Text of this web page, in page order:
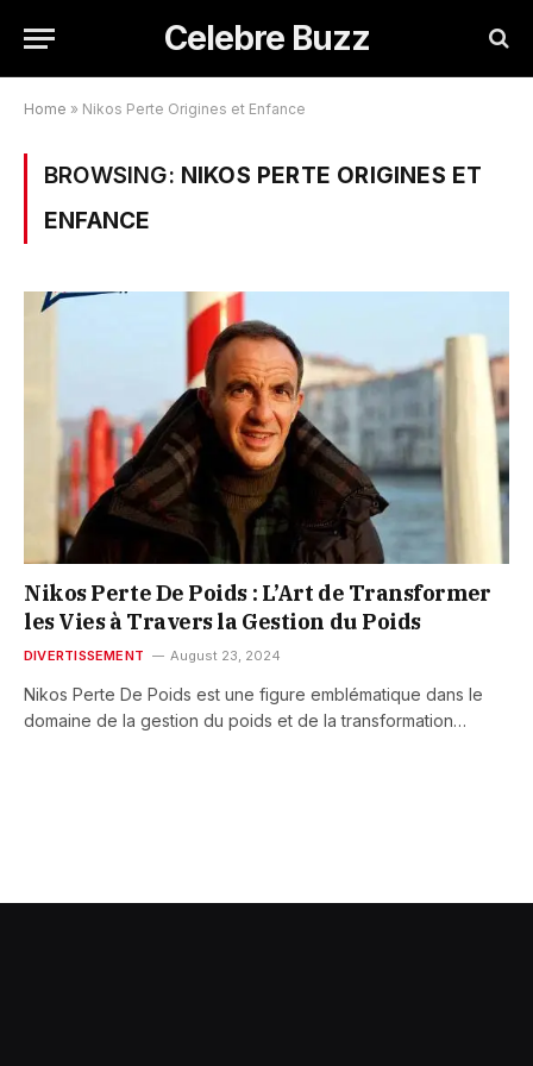
Celebre Buzz
Home » Nikos Perte Origines et Enfance
BROWSING: NIKOS PERTE ORIGINES ET
ENFANCE
Nikos Perte De Poids : L’Art de Transformer
les Vies à Travers la Gestion du Poids
DIVERTISSEMENT August 23, 2024
Nikos Perte De Poids est une figure emblématique dans le
domaine de la gestion du poids et de la transformation…